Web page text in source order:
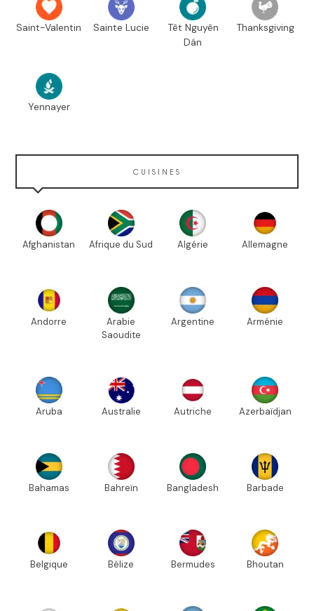
Saint-Valentin Sainte Lucie
Têt Nguyên
Dán
Thanksgiving
Yennayer
CUISINES
Afghanistan Afrique du Sud Algérie Allemagne
Andorre
Arabie
Saoudite
Argentine Arménie
Aruba Australie Autriche Azerbaïdjan
Bahamas Bahreïn Bangladesh Barbade
Belgique Bélize Bermudes Bhoutan